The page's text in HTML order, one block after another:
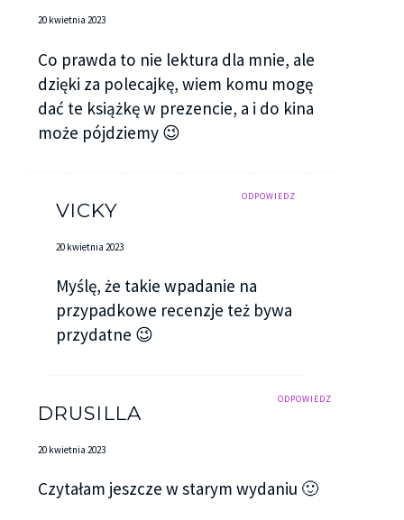
20 kwietnia 2023
Co prawda to nie lektura dla mnie, ale
dzięki za polecajkę, wiem komu mogę
dać te książkę w prezencie, a i do kina
może pójdziemy 😉
ODPOWIEDZ
VICKY
20 kwietnia 2023
Myślę, że takie wpadanie na
przypadkowe recenzje też bywa
przydatne 😉
ODPOWIEDZ
DRUSILLA
20 kwietnia 2023
Czytałam jeszcze w starym wydaniu 🙂